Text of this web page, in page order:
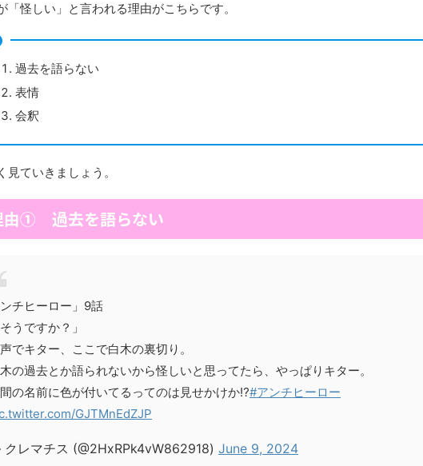
「怪しい」と言われる理由がこちらです。
過去を語らない
表情
会釈
見ていきましょう。
由① 過去を語らない
チヒーロー」9話
そうですか？」
でキター、ここで白木の裏切り。
の過去とか語られないから怪しいと思ってたら、やっぱりキター。
の名前に色が付いてるってのは見せかけか⁉︎#アンチヒーロー
GJTMnEdZJP
レマチス (@2HxRPk4vW862918) June 9, 2024